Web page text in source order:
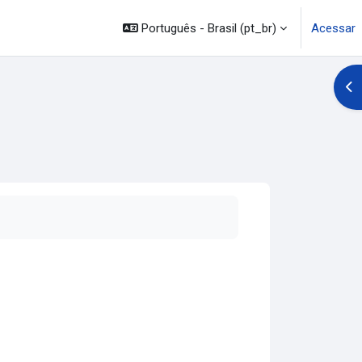
Português - Brasil ‎(pt_br)‎ Acessar